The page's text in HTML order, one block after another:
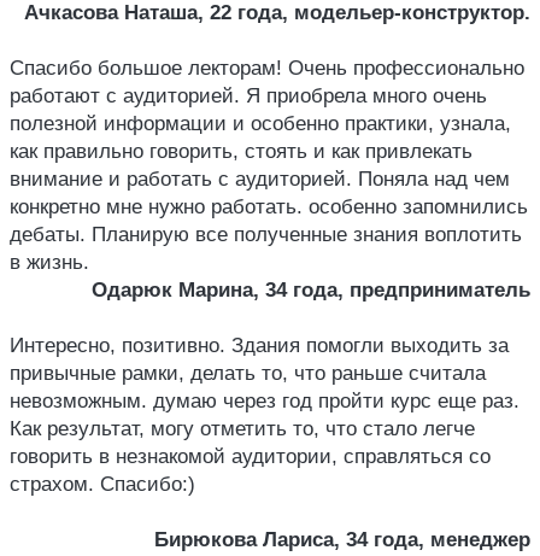
Ачкасова Наташа, 22 года, модельер-конструктор.
Спасибо большое лекторам! Очень профессионально
работают с аудиторией. Я приобрела много очень
полезной информации и особенно практики, узнала,
как правильно говорить, стоять и как привлекать
внимание и работать с аудиторией. Поняла над чем
конкретно мне нужно работать. особенно запомнились
дебаты. Планирую все полученные знания воплотить
в жизнь.
Одарюк Марина, 34 года, предприниматель
Интересно, позитивно. Здания помогли выходить за
привычные рамки, делать то, что раньше считала
невозможным. думаю через год пройти курс еще раз.
Как результат, могу отметить то, что стало легче
говорить в незнакомой аудитории, справляться со
страхом. Спасибо:)
Бирюкова Лариса, 34 года, менеджер